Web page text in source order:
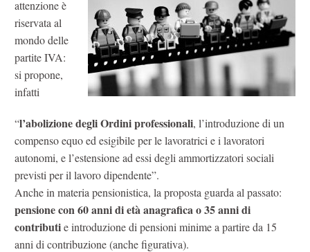
attenzione è
riservata al
mondo delle
partite IVA:
si propone,
infatti
“l’abolizione degli Ordini professionali, l’introduzione di un
compenso equo ed esigibile per le lavoratrici e i lavoratori
autonomi, e l’estensione ad essi degli ammortizzatori sociali
previsti per il lavoro dipendente”.
Anche in materia pensionistica, la proposta guarda al passato:
pensione con 60 anni di età anagrafica o 35 anni di
contributie introduzione di pensioni minime a partire da 15
anni di contribuzione (anche figurativa).